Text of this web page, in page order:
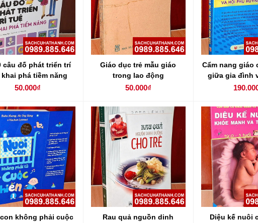
câu đố phát triển trí
phá tiềm năng
50.000₫
Giáo dục trẻ mẫu giáo
trong lao động
50.000₫
Cẩm nang giáo
giữa gia đình
học
không phải cuộc
Rau quả nguồn dinh
Diệu kế nuôi